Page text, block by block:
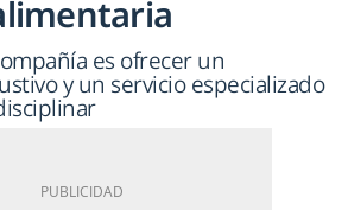
es ofrecer un
y un servicio especializado